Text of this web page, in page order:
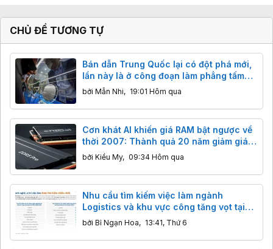
CHỦ ĐỀ TƯƠNG TỰ
Bán dẫn Trung Quốc lại có đột phá mới,
lần này là ở công đoạn làm phẳng tấm
wafer
bởi Mẫn Nhi, 19:01 Hôm qua
Cơn khát AI khiến giá RAM bật ngược về
thời 2007: Thành quả 20 năm giảm giá
"bốc hơi" chỉ sau vài tháng
bởi Kiều My, 09:34 Hôm qua
Nhu cầu tìm kiếm việc làm ngành
Logistics và khu vực công tăng vọt tại
Việt Nam
bởi Bỉ Ngạn Hoa, 13:41, Thứ 6